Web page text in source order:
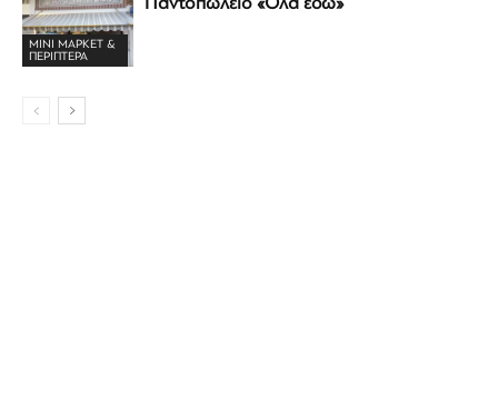
ΜΊΝΙ ΜΆΡΚΕΤ &
ΠΕΡΊΠΤΕΡΑ